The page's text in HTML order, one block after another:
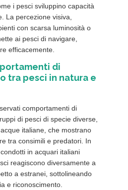
i pesci sviluppino capacità
La percezione visiva,
con scarsa luminosità o
ai pesci di navigare,
efficacemente.
di
tra pesci in natura e
comportamenti di
di pesci di specie diverse,
italiane, che mostrano
tra consimili e predatori. In
in acquari italiani
reagiscono diversamente a
a estranei, sottolineando
e riconoscimento.